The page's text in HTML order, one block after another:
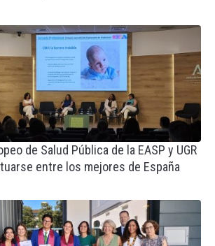
de Salud Pública de la EASP y UGR
entre los mejores de España